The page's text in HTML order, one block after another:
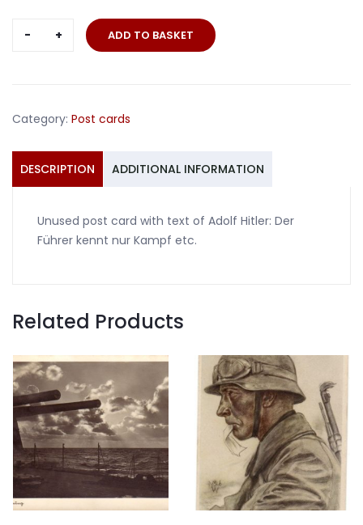
Post
Führer
nur
Kampf
ADD TO BASKET
Category: Post cards
DESCRIPTION ADDITIONAL INFORMATION
Unused post card with text of Adolf Hitler: Der
Führer kennt nur Kampf etc.
Related Products